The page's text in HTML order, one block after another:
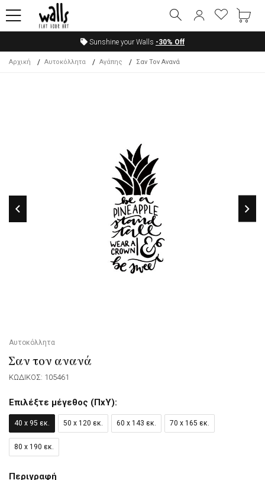
Sunshine your Walls -30% Off
Αρχική Αυτοκόλλητα Αγάπης Σαν Τον Ανανά
Αυτοκόλλητα
Σαν τον ανανά
ΚΩΔΙΚΟΣ: 105461
Επιλέξτε μέγεθος (ΠxΥ):
40 x 95 εκ. 50 x 120 εκ. 60 x 143 εκ. 70 x 165 εκ.
80 x 190 εκ.
Περιγραφή